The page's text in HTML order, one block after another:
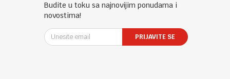
Budite u toku sa najnovijim ponudama i
novostima!
PRIJAVITE SE